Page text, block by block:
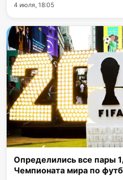
Читамбарама. По итогам семи
4 июля, 18:05
Определились все пары
Чемпионата мира по